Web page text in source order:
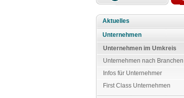
Aktuelles
Unternehmen
Unternehmen im Umkreis
Unternehmen nach Branchen
Infos für Unternehmer
First Class Unternehmen